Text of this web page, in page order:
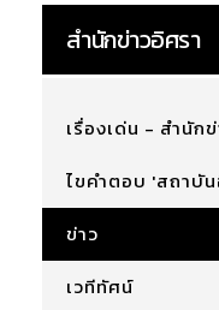
สำนักข่าวอิศรา
เรื่องเด่น - สำนัก
ไขคำตอบ 'สถาบั
ข่าว
เวทีทัศน์